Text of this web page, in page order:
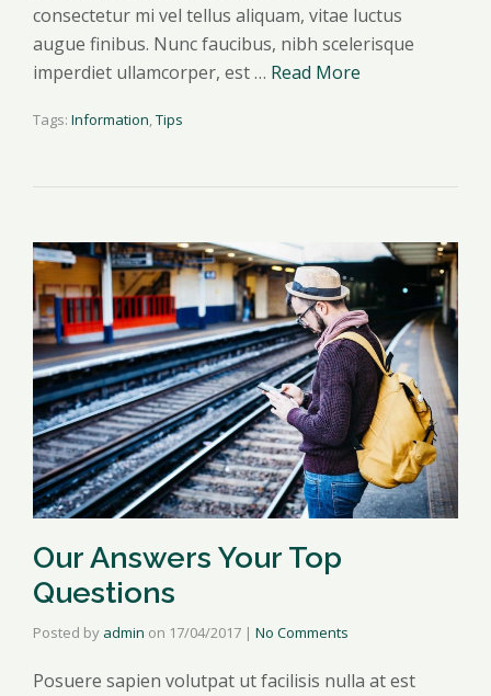
consectetur mi vel tellus aliquam, vitae luctus
augue finibus. Nunc faucibus, nibh scelerisque
imperdiet ullamcorper, est … Read More
Tags: Information,Tips
Our Answers Your Top
Questions
Posted by admin on 17/04/2017 | No Comments
Posuere sapien volutpat ut facilisis nulla at est